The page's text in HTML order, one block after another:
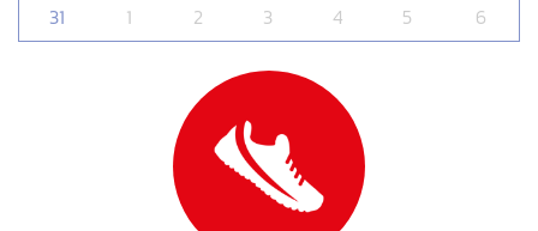
31
1 2 3 4 5 6